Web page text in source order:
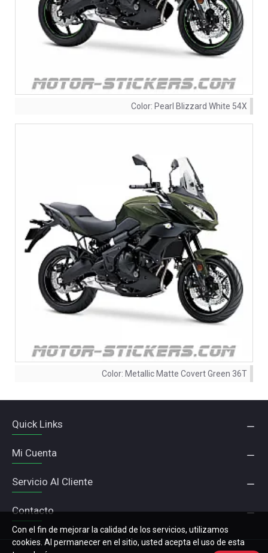
Color: Pearl Blizzard White 54X
Color: Metallic Matte Covert Green 36T
Quick Links
Mi Cuenta
Servicio Al Cliente
Contacto
Con el fin de mejorar la calidad de los servicios, utilizamos
cookies. Al permanecer en el sitio, usted acepta el uso de esta